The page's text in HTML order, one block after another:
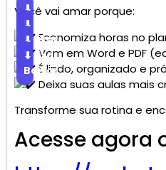
Você vai amar porque:
⬇
Baixar
Economiza horas no
⬇
Baixar
Vem em Word e PDF
⬇
Baixar
É lindo, organizado e
⬇
Baixar
Deixa suas aulas mais
Transforme sua rotina e
Acesse agora